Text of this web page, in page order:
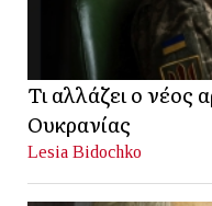
Τι αλλάζει ο νέος
Ουκρανίας
Lesia Bidochko